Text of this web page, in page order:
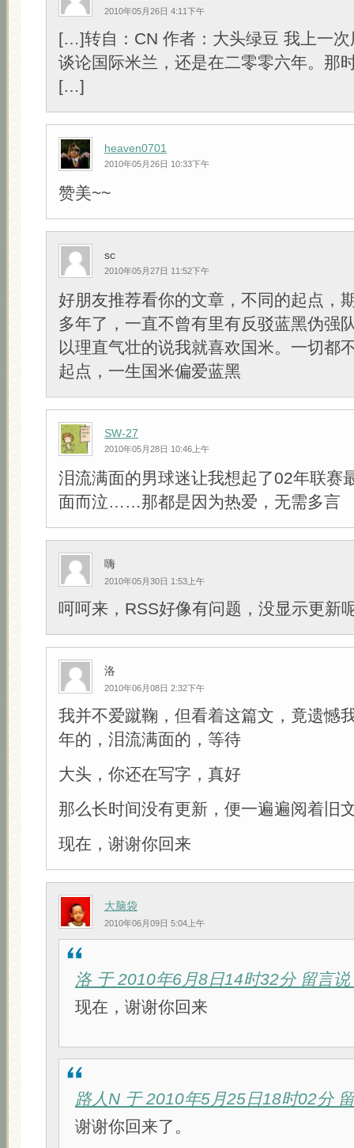
2010年05月26日 4:11下午
[…]转自：CN 作者：大头绿豆 我上一次
谈论国际米兰，还是在二零零六年。那
[…]
heaven0701
2010年05月26日 10:33下午
赞美~~
sc
2010年05月27日 11:52下午
好朋友推荐看你的文章，不同的起点，
多年了，一直不曾有里有反驳蓝黑伪强
以理直气壮的说我就喜欢国米。一切都
起点，一生国米偏爱蓝黑
SW-27
2010年05月28日 10:46上午
泪流满面的男球迷让我想起了02年联赛
面而泣……那都是因为热爱，无需多言
嗨
2010年05月30日 1:53上午
呵呵来，RSS好像有问题，没显示更新
洛
2010年06月08日 2:32下午
我并不爱蹴鞠，但看着这篇文，竟遗憾
年的，泪流满面的，等待
大头，你还在写字，真好
那么长时间没有更新，便一遍遍阅着旧
现在，谢谢你回来
大脑袋
2010年06月09日 5:04上午
洛 于 2010年6月8日14时32分 留言说
现在，谢谢你回来
路人N 于 2010年5月25日18时02分
谢谢你回来了。